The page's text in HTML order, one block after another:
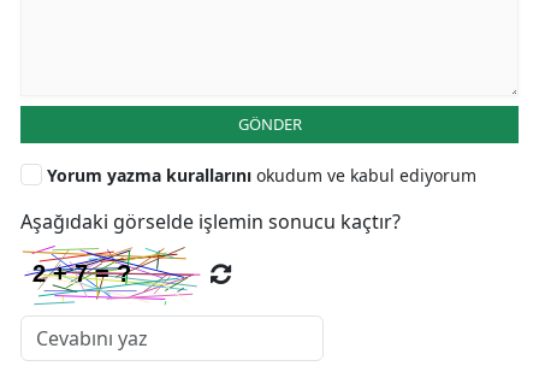
GÖNDER
Yorum yazma kurallarını okudum ve kabul ediyorum
Aşağıdaki görselde işlemin sonucu kaçtır?